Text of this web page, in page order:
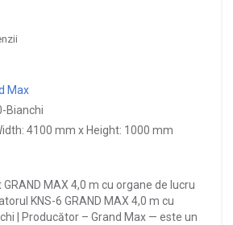
Max
Bianchi
4100 mm x Height: 1000 mm
MAX 4,0 m cu organe de lucru
KNS-6 GRAND MAX 4,0 m cu
| Producător – Grand Max — este un